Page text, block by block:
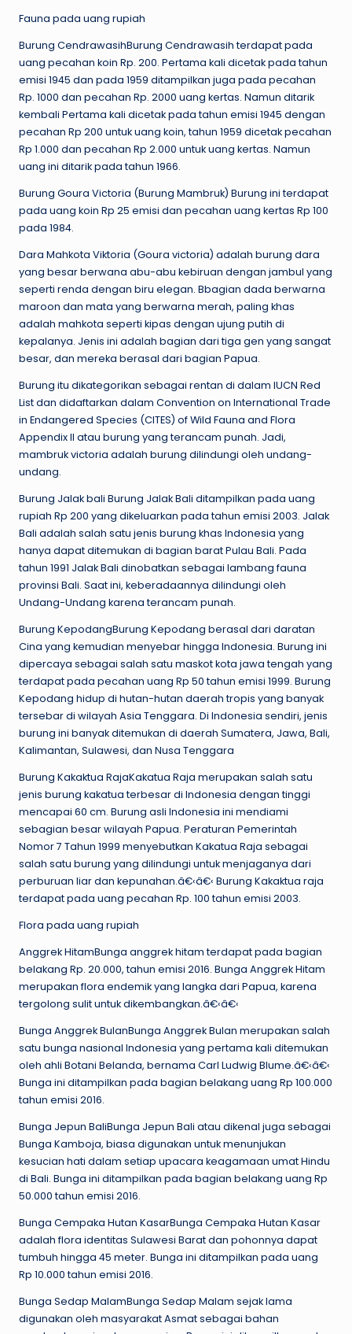
Fauna pada uang rupiah
Burung CendrawasihBurung Cendrawasih terdapat pada
uang pecahan koin Rp. 200. Pertama kali dicetak pada tahun
emisi 1945 dan pada 1959 ditampilkan juga pada pecahan
Rp. 1000 dan pecahan Rp. 2000 uang kertas. Namun ditarik
kembali Pertama kali dicetak pada tahun emisi 1945 dengan
pecahan Rp 200 untuk uang koin, tahun 1959 dicetak pecahan
Rp 1.000 dan pecahan Rp 2.000 untuk uang kertas. Namun
uang ini ditarik pada tahun 1966.
Burung Goura Victoria (Burung Mambruk) Burung ini terdapat
pada uang koin Rp 25 emisi dan pecahan uang kertas Rp 100
pada 1984.
Dara Mahkota Viktoria (Goura victoria) adalah burung dara
yang besar berwana abu-abu kebiruan dengan jambul yang
seperti renda dengan biru elegan. Bbagian dada berwarna
maroon dan mata yang berwarna merah, paling khas
adalah mahkota seperti kipas dengan ujung putih di
kepalanya. Jenis ini adalah bagian dari tiga gen yang sangat
besar, dan mereka berasal dari bagian Papua.
Burung itu dikategorikan sebagai rentan di dalam IUCN Red
List dan didaftarkan dalam Convention on International Trade
in Endangered Species (CITES) of Wild Fauna and Flora
Appendix II atau burung yang terancam punah. Jadi,
mambruk victoria adalah burung dilindungi oleh undang-
undang.
Burung Jalak bali Burung Jalak Bali ditampilkan pada uang
rupiah Rp 200 yang dikeluarkan pada tahun emisi 2003. Jalak
Bali adalah salah satu jenis burung khas Indonesia yang
hanya dapat ditemukan di bagian barat Pulau Bali. Pada
tahun 1991 Jalak Bali dinobatkan sebagai lambang fauna
provinsi Bali. Saat ini, keberadaannya dilindungi oleh
Undang-Undang karena terancam punah.
Burung KepodangBurung Kepodang berasal dari daratan
Cina yang kemudian menyebar hingga Indonesia. Burung ini
dipercaya sebagai salah satu maskot kota jawa tengah yang
terdapat pada pecahan uang Rp 50 tahun emisi 1999. Burung
Kepodang hidup di hutan-hutan daerah tropis yang banyak
tersebar di wilayah Asia Tenggara. Di Indonesia sendiri, jenis
burung ini banyak ditemukan di daerah Sumatera, Jawa, Bali,
Kalimantan, Sulawesi, dan Nusa Tenggara
Burung Kakaktua RajaKakatua Raja merupakan salah satu
jenis burung kakatua terbesar di Indonesia dengan tinggi
mencapai 60 cm. Burung asli Indonesia ini mendiami
sebagian besar wilayah Papua. Peraturan Pemerintah
Nomor 7 Tahun 1999 menyebutkan Kakatua Raja sebagai
salah satu burung yang dilindungi untuk menjaganya dari
perburuan liar dan kepunahan.â€‹â€‹ Burung Kakaktua raja
terdapat pada uang pecahan Rp. 100 tahun emisi 2003.
Flora pada uang rupiah
Anggrek HitamBunga anggrek hitam terdapat pada bagian
belakang Rp. 20.000, tahun emisi 2016. Bunga Anggrek Hitam
merupakan flora endemik yang langka dari Papua, karena
tergolong sulit untuk dikembangkan.â€‹â€‹
Bunga Anggrek BulanBunga Anggrek Bulan merupakan salah
satu bunga nasional Indonesia yang pertama kali ditemukan
oleh ahli Botani Belanda, bernama Carl Ludwig Blume.â€‹â€‹
Bunga ini ditampilkan pada bagian belakang uang Rp 100.000
tahun emisi 2016.
Bunga Jepun BaliBunga Jepun Bali atau dikenal juga sebagai
Bunga Kamboja, biasa digunakan untuk menunjukan
kesucian hati dalam setiap upacara keagamaan umat Hindu
di Bali. Bunga ini ditampilkan pada bagian belakang uang Rp
50.000 tahun emisi 2016.
Bunga Cempaka Hutan KasarBunga Cempaka Hutan Kasar
adalah flora identitas Sulawesi Barat dan pohonnya dapat
tumbuh hingga 45 meter. Bunga ini ditampilkan pada uang
Rp 10.000 tahun emisi 2016.
Bunga Sedap MalamBunga Sedap Malam sejak lama
digunakan oleh masyarakat Asmat sebagai bahan